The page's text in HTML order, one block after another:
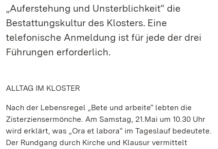
„Auferstehung und Unsterblichkeit“ die
Bestattungskultur des Klosters. Eine
telefonische Anmeldung ist für jede der drei
Führungen erforderlich.
ALLTAG IM KLOSTER
Nach der Lebensregel „Bete und arbeite“ lebten die
Zisterziensermönche. Am Samstag, 21.Mai um 10.30 Uhr
wird erklärt, was „Ora et labora“ im Tageslauf bedeutete.
Der Rundgang durch Kirche und Klausur vermittelt